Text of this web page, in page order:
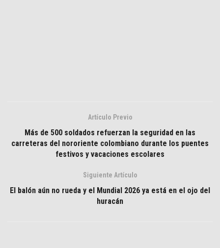
Artículo Previo
Más de 500 soldados refuerzan la seguridad en las
carreteras del nororiente colombiano durante los puentes
festivos y vacaciones escolares
Siguiente Artículo
El balón aún no rueda y el Mundial 2026 ya está en el ojo del
huracán